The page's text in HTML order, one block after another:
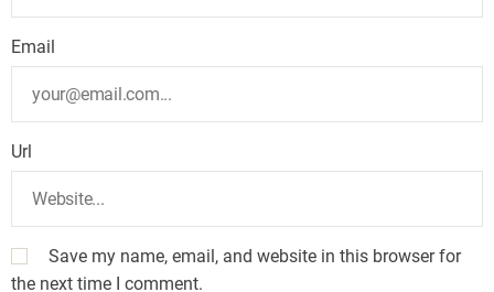
Email
Url
Save my name, email, and website in this browser for
the next time I comment.